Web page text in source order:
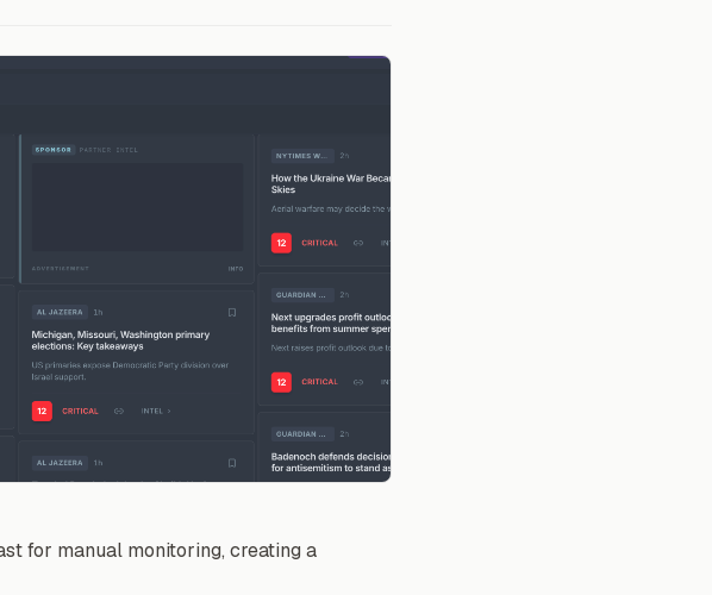
for manual monitoring, creating a